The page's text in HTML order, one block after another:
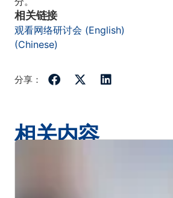
相关链接
观看网络研讨会 (English)
(Chinese)
分享：
相关内容